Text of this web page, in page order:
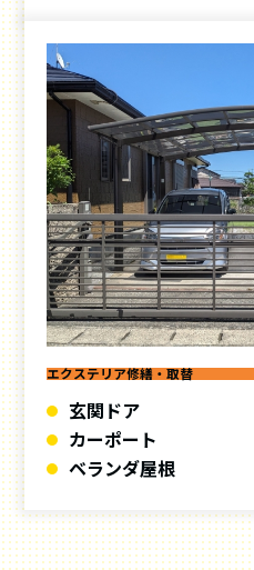
エクステリア修繕・取替
玄関ドア
カーポート
ベランダ屋根